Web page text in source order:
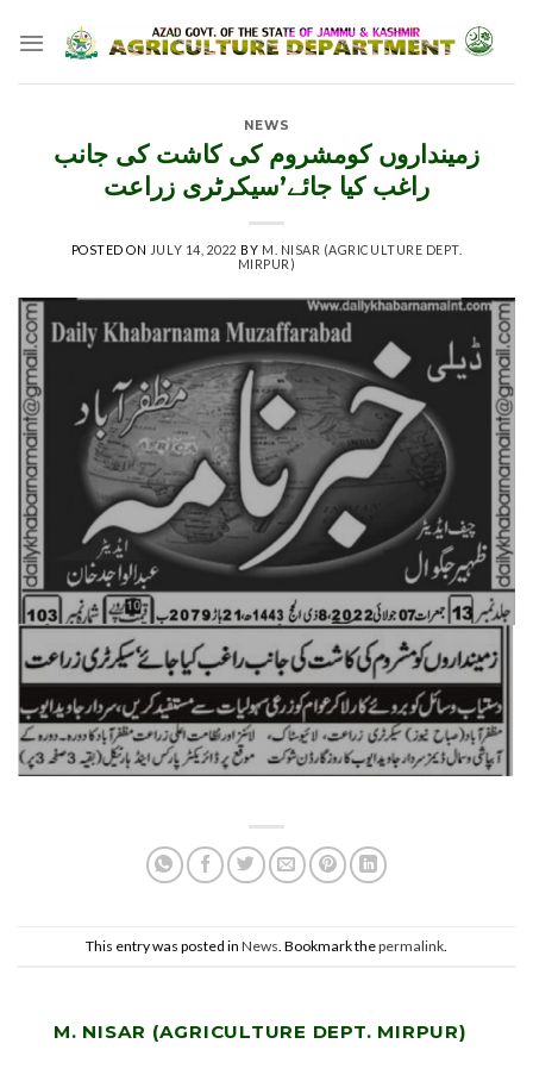
NEWS
زمینداروں کومشروم کی کاشت کی جانب
راغب کیا جائے’سیکرٹری زراعت
POSTED ON JULY 14, 2022 BY M. NISAR (AGRICULTURE DEPT.
MIRPUR)
This entry was posted in News . Bookmark thepermalink
M. NISAR (AGRICULTURE DEPT. MIRPUR)